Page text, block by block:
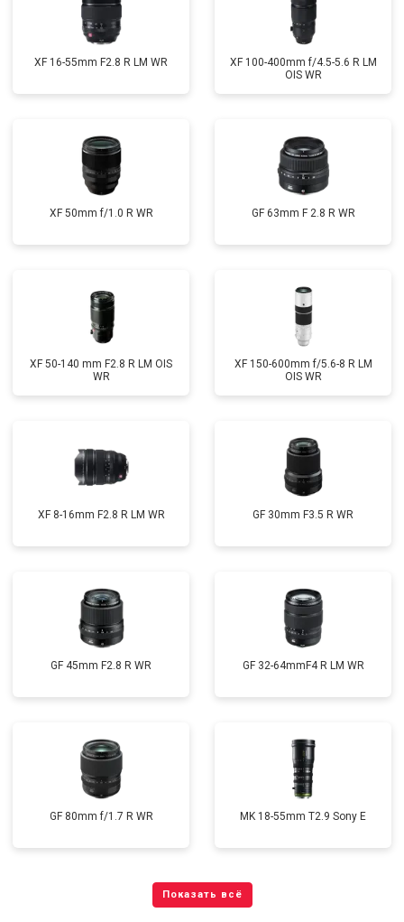
XF 16-55mm F2.8 R LM WR
XF 100-400mm f/4.5-5.6 R LM
OIS WR
XF 50mm f/1.0 R WR GF 63mm F 2.8 R WR
XF 50-140 mm F2.8 R LM OIS
WR
XF 150-600mm f/5.6-8 R LM
OIS WR
XF 8-16mm F2.8 R LM WR GF 30mm F3.5 R WR
GF 45mm F2.8 R WR GF 32-64mmF4 R LM WR
GF 80mm f/1.7 R WR MK 18-55mm T2.9 Sony E